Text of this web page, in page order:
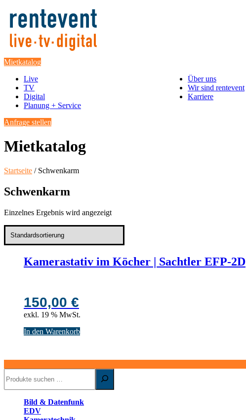
Mietkatalog
Live
TV
Digital
Planung + Service
Über uns
Wir sind rentevent
Karriere
Anfrage stellen
Mietkatalog
Startseite / Schwenkarm
Schwenkarm
Einzelnes Ergebnis wird angezeigt
Kamerastativ im Köcher | Sachtler EFP-2D
150,00 €
exkl. 19 % MwSt.
In den Warenkorb
Bild & Datenfunk
EDV